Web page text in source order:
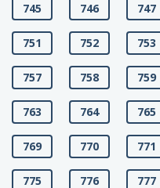
745 746 747
751 752 753
757 758 759
763 764 765
769 770 771
775 776 777